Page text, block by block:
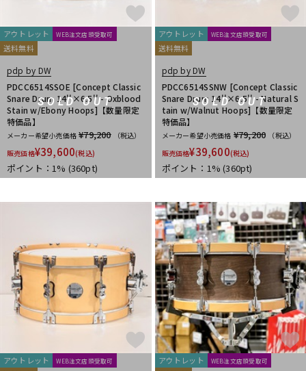
SOLD OUT
アウトレット WEB注文店頭受取可
送料無料
pdp by DW
PDCC6514SSOE [Concept Classic
Snare Drum 14''×6.5'' - Oxblood
Stain w/Ebony Hoops]【数量限定
特価品】
メーカー希望小売価格 ¥79,200
（税込）
販売価格¥39,600(税込)
ポイント：1% (360pt)
SOLD OUT
アウトレット WEB注文店頭受取可
送料無料
pdp by DW
PDCC6514SSNW [Concept Classic
Snare Drum 14''×6.5'' - Natural S
tain w/Walnut Hoops]【数量限定
特価品】
メーカー希望小売価格 ¥79,200
（税込）
販売価格¥39,600(税込)
ポイント：1%(360pt)
アウトレット WEB注文店頭受取可 アウトレット WEB注文店頭受取可